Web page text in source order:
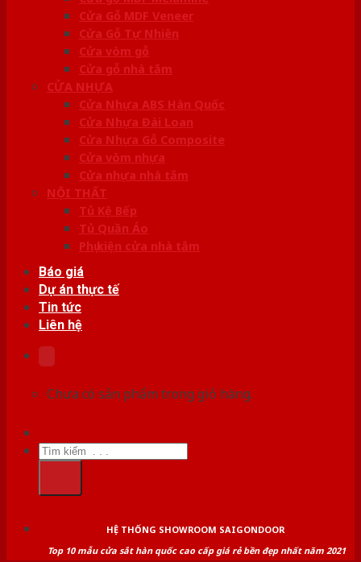
Cửa Gỗ MDF Veneer
Cửa Gỗ Tự Nhiên
Cửa vòm gỗ
Cửa gỗ nhà tắm
CỬA NHỰA
Cửa Nhựa ABS Hàn Quốc
Cửa Nhựa Đài Loan
Cửa Nhựa Gỗ Composite
Cửa vòm nhựa
Cửa nhựa nhà tắm
NỘI THẤT
Tủ Kệ Bếp
Tủ Quần Áo
Phụ kiện cửa nhà tắm
Báo giá
Dự án thực tế
Tin tức
Liên hệ
Chưa có sản phẩm trong giỏ hàng.
Tìm
kiếm:
HỆ THỐNG SHOWROOM SAIGONDOOR
Top 10 mẫu cửa sắt hàn quốc cao cấp giá rẻ bền đẹp nhất năm 2021